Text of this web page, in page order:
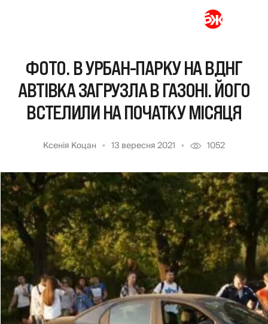
ФОТО. В УРБАН-ПАРКУ НА ВДНГ
АВТІВКА ЗАГРУЗЛА В ГАЗОНІ. ЙОГО
ВСТЕЛИЛИ НА ПОЧАТКУ МІСЯЦЯ
Ксенія Коцан 13 вересня 2021 1052